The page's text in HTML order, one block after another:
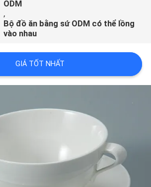
ODM
,
Bộ đồ ăn bằng sứ ODM có thể lồng
vào nhau
GIÁ TỐT NHẤT